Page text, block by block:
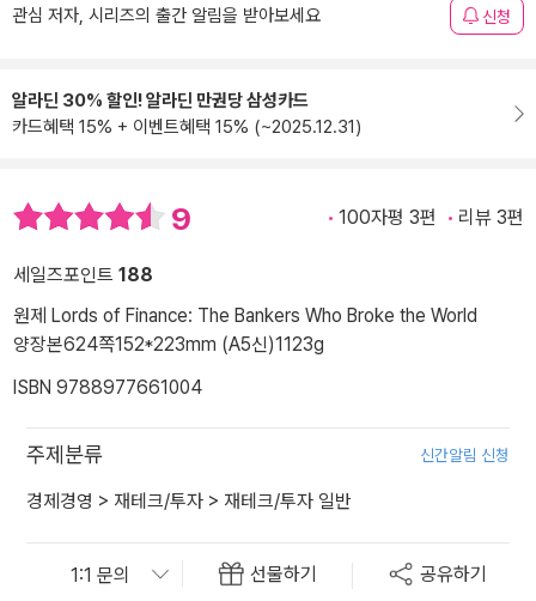
관심 저자, 시리즈의 출간 알림을 받아보세요 신청
알라딘 30% 할인! 알라딘 만권당 삼성카드
카드혜택 15% + 이벤트혜택 15% (~2025.12.31)
9 100자평 3편 리뷰 3편
세일즈포인트 188
원제 Lords of Finance: The Bankers Who Broke the World
양장본624쪽152*223mm (A5신)1123g
ISBN 9788977661004
주제분류 신간알림 신청
경제경영 > 재테크/투자 > 재테크/투자 일반
선물하기 공유하기